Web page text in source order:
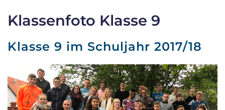
Klassenfoto Klasse 9
Klasse 9 im Schuljahr 2017/18